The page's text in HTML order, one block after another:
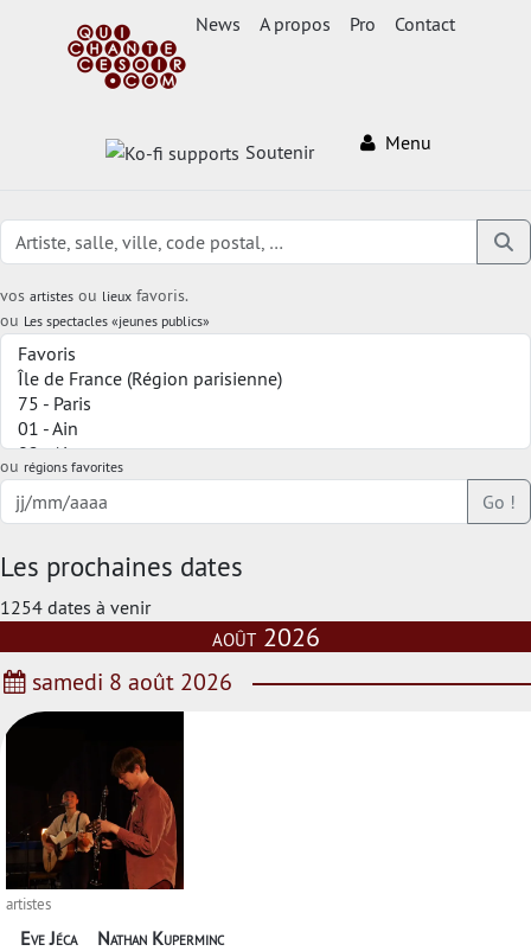
News A propos Pro Contact
Soutenir Menu
vos artistes ou lieux favoris.
ou Les spectacles «jeunes publics»
ou régions favorites
Go !
Les prochaines dates
1254 dates à venir
août 2026
samedi 8 août 2026
artistes
Eve Jéca Nathan Kuperminc